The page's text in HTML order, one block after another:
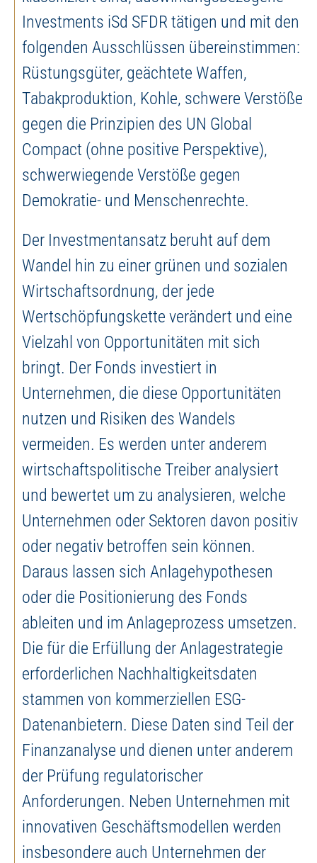
Investments iSd SFDR tätigen und mit den
folgenden Ausschlüssen übereinstimmen:
Rüstungsgüter, geächtete Waffen,
Tabakproduktion, Kohle, schwere Verstöße
gegen die Prinzipien des UN Global
Compact (ohne positive Perspektive),
schwerwiegende Verstöße gegen
Demokratie- und Menschenrechte.
Der Investmentansatz beruht auf dem
Wandel hin zu einer grünen und sozialen
Wirtschaftsordnung, der jede
Wertschöpfungskette verändert und eine
Vielzahl von Opportunitäten mit sich
bringt. Der Fonds investiert in
Unternehmen, die diese Opportunitäten
nutzen und Risiken des Wandels
vermeiden. Es werden unter anderem
wirtschaftspolitische Treiber analysiert
und bewertet um zu analysieren, welche
Unternehmen oder Sektoren davon positiv
oder negativ betroffen sein können.
Daraus lassen sich Anlagehypothesen
oder die Positionierung des Fonds
ableiten und im Anlageprozess umsetzen.
Die für die Erfüllung der Anlagestrategie
erforderlichen Nachhaltigkeitsdaten
stammen von kommerziellen ESG-
Datenanbietern. Diese Daten sind Teil der
Finanzanalyse und dienen unter anderem
der Prüfung regulatorischer
Anforderungen. Neben Unternehmen mit
innovativen Geschäftsmodellen werden
insbesondere auch Unternehmen der